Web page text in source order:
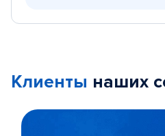
Клиенты наших